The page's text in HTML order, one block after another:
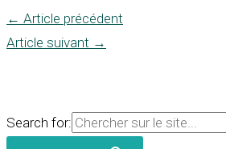
← Article précédent
Article suivant →
Search for: